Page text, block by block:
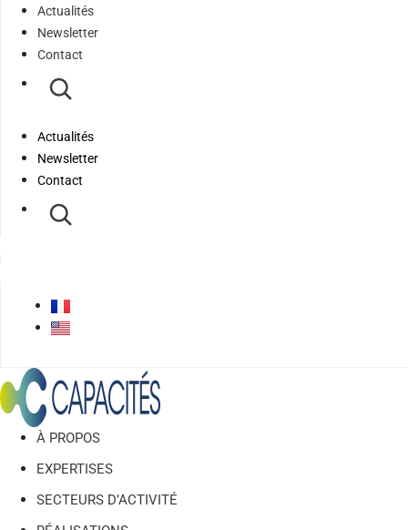
Actualités
Newsletter
Contact
Actualités
Newsletter
Contact
À PROPOS
EXPERTISES
SECTEURS D’ACTIVITÉ